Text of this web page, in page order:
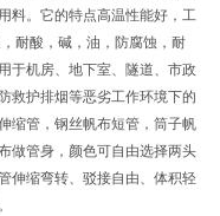
料。它的特点高温性能好，工
耐酸，碱，油，防腐蚀，耐
于机房、地下室、隧道、市政
救护排烟等恶劣工作环境下的
缩管，钢丝帆布短管，筒子帆
做管身，颜色可自由选择两头
伸缩弯转、驳接自由、体积轻